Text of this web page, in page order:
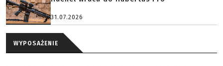
31.07.2026
WYPOSAŻENIE